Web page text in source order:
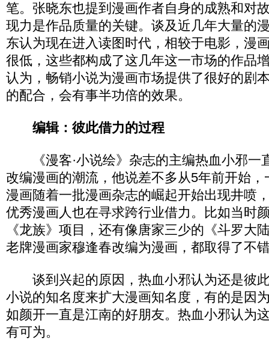
笔。张晓东也提到漫画作者自身的成熟和对
现力是作品质量的关键。谈及近几年大量的
东认为现在进入读图时代，相较于电影，漫
很低，这些都构成了这几年这一市场的作品
认为，畅销小说为漫画市场提供了很好的剧
的配合，会有事半功倍的效果。
编辑：彼此借力的过程
《漫客·小说绘》杂志的主编热血小邪一
改编漫画的潮流，他说差不多从5年前开始
漫画随着一批漫画杂志的崛起开始出现井喷
优秀漫画人也在寻求跨行业借力。比如当时
《龙族》项目，还有像唐家三少的《斗罗大
老牌漫画家穆逢春改编为漫画，都取得了不
谈到兴起的原因，热血小邪认为还是彼
小说的知名度来扩大漫画知名度，有的是因
如颜开一直是江南的好朋友。热血小邪认为
有可为。